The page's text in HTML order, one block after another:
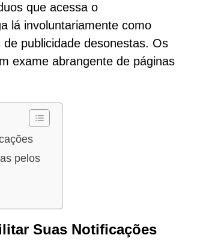
que acessa o
lá involuntariamente como
publicidade desonestas. Os
exame abrangente de páginas
pelos
Suas Notificações